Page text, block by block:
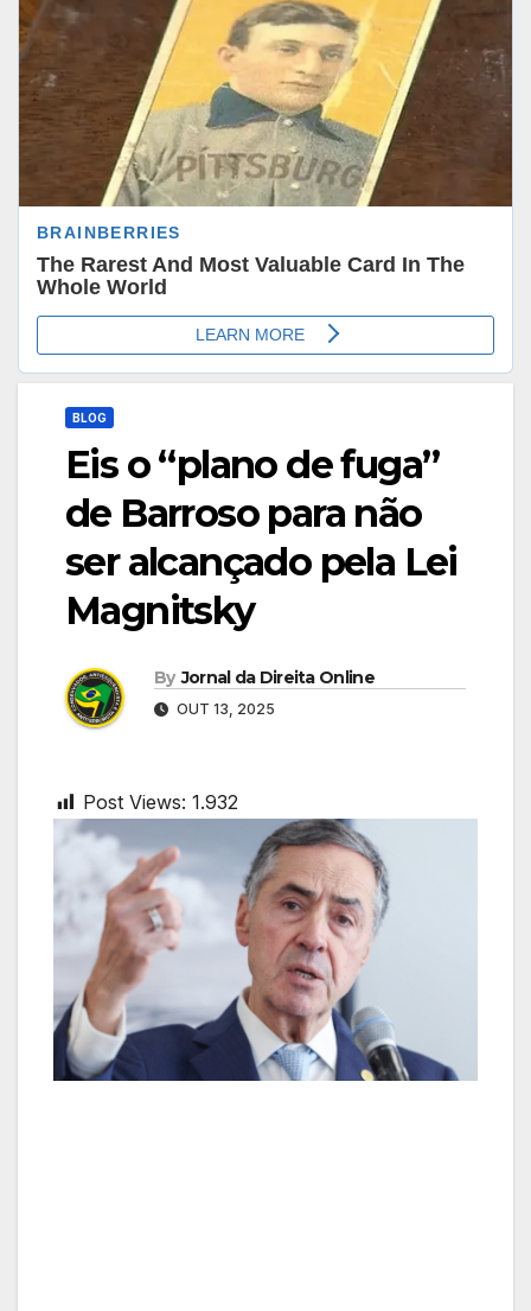
BLOG
Eis o “plano de fuga”
de Barroso para não
ser alcançado pela Lei
Magnitsky
By Jornal da Direita Online
OUT 13, 2025
Post Views: 1.932